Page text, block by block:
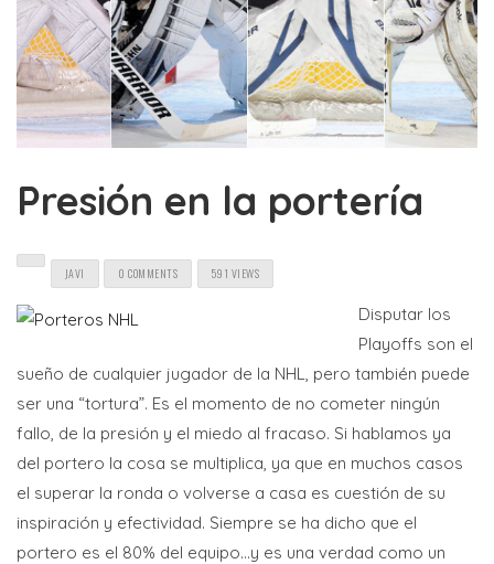
Presión en la portería
JAVI 0 COMMENTS 591 VIEWS
Disputar los
Playoffs son el
sueño de cualquier jugador de la NHL, pero también puede
ser una “tortura”. Es el momento de no cometer ningún
fallo, de la presión y el miedo al fracaso. Si hablamos ya
del portero la cosa se multiplica, ya que en muchos casos
el superar la ronda o volverse a casa es cuestión de su
inspiración y efectividad. Siempre se ha dicho que el
portero es el 80% del equipo…y es una verdad como un